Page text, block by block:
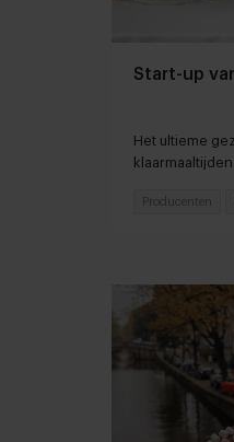
Start-up
Het ultieme
Producenten